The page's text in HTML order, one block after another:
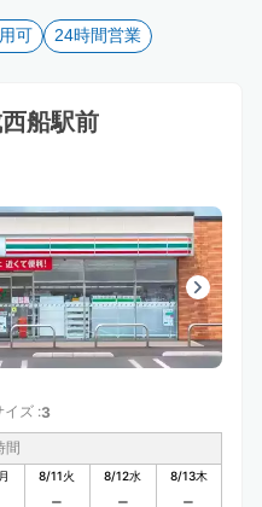
可 24時間営業
船駅前
イズ :3
間
月 8/11火 8/12水 8/13木